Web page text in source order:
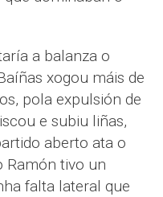
a balanza o
xogou máis de
pola expulsión de
e subiu liñas,
aberto ata o
Ramón tivo un
falta lateral que